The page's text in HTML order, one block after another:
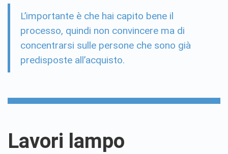
L’importante è che hai capito bene il
processo, quindi non convincere ma di
concentrarsi sulle persone che sono già
predisposte all’acquisto.
Lavori lampo